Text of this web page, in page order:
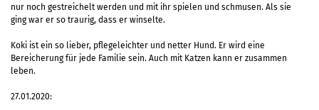
nur noch gestreichelt werden und mit ihr spielen und schmusen. Als sie
ging war er so traurig, dass er winselte.
Koki ist ein so lieber, pflegeleichter und netter Hund. Er wird eine
Bereicherung für jede Familie sein. Auch mit Katzen kann er zusammen
leben.
27.01.2020: